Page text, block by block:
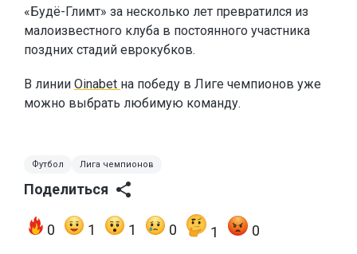
«Будё-Глимт» за несколько лет превратился из
малоизвестного клуба в постоянного участника
поздних стадий еврокубков.
В линии Oinabet на победу в Лиге чемпионов уже
можно выбрать любимую команду.
Футбол Лига чемпионов
Поделиться
0 1 1 0 1 0